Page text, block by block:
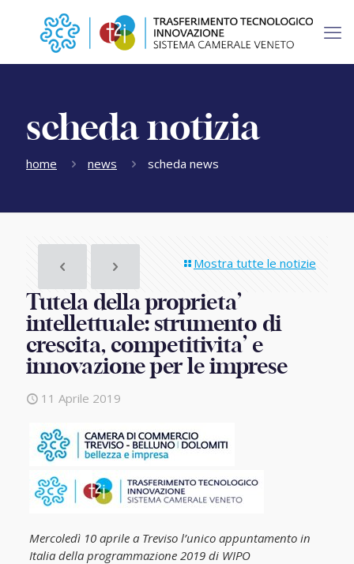
scheda notizia
home news scheda news
Mostra tutte le notizie
Tutela della proprieta’
intellettuale: strumento di
crescita, competitivita’ e
innovazione per le imprese
11 Aprile 2019
Mercoledì 10 aprile a Treviso l’unico appuntamento in
Italia della programmazione 2019 di WIPO